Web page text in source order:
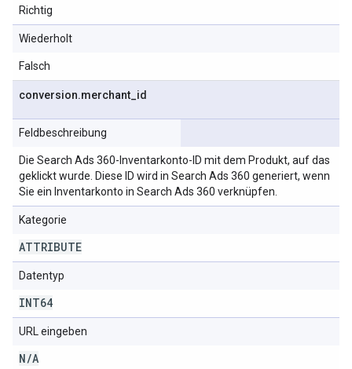
Richtig
Wiederholt
Falsch
conversion.merchant id
Feldbeschreibung
Die Search Ads 360-Inventarkonto-ID mit dem Produkt, auf das
geklickt wurde. Diese ID wird in Search Ads 360 generiert, wenn
Sie ein Inventarkonto in Search Ads 360 verknüpfen.
Kategorie
ATTRIBUTE
Datentyp
INT64
URL eingeben
N/A